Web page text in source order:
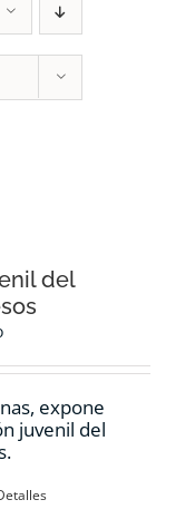
del
expone
juvenil del